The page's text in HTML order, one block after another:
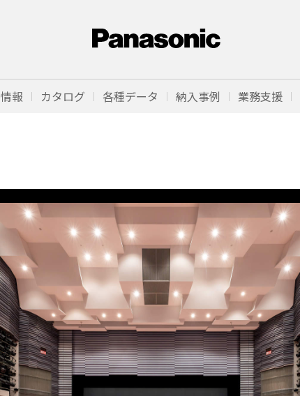
報 カタログ 各種データ 納入事例 業務支援